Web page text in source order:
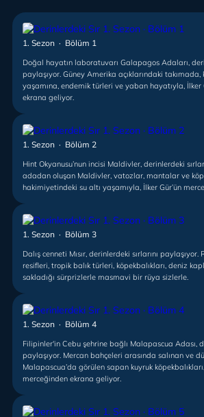
1. Sezon · Bölüm 1
Doğal hayatın laboratuvarı Galapagos Adaları,
paylaşıyor. Güney Amerika açıklarındaki takımada,
yaşamına, endemik türleri ve yaban hayatıyla, İlker
ekrana geliyor.
1. Sezon · Bölüm 2
Hint Okyanusu’nun incisi Maldivler, derinlerdeki
adadan oluşan Maldivler, vatozlar, mantalar ve
hakimiyetindeki su altı yaşamıyla, İlker Gür’ün
1. Sezon · Bölüm 3
Dalış cenneti Mısır, derinlerdeki sırlarını
resifleri, tropik balık türleri, köpekbalıkları, deniz
sakladığı sürprizlerle masmavi bir rüya sizlerle.
1. Sezon · Bölüm 4
Filipinler'in Cebu şehrine bağlı Malapascua Adası,
paylaşıyor. Mercan bahçeleri arasında salınan ve
Malapascua’da görülen sapan kuyruk
merceğinden ekrana geliyor.